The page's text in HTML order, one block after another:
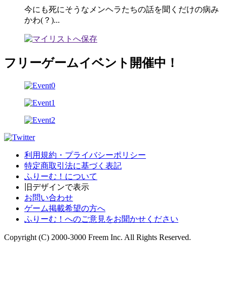
今にも死にそうなメンヘラたちの話を聞くだけの病み
かわ(？)...
フリーゲームイベント開催中！
利用規約・プライバシーポリシー
特定商取引法に基づく表記
ふりーむ！について
旧デザインで表示
お問い合わせ
ゲーム掲載希望の方へ
ふりーむ！へのご意見をお聞かせください
Copyright (C) 2000-3000 Freem Inc. All Rights Reserved.